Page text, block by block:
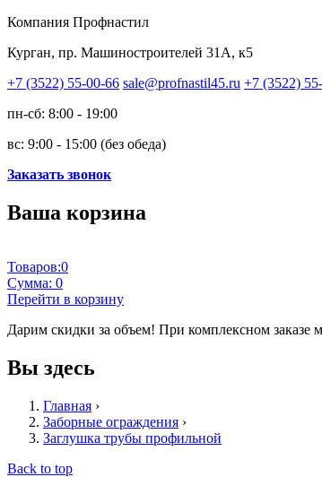
Компания Профнастил
Курган, пр. Машиностроителей 31А, к5
+7 (3522) 55-00-66 sale@profnastil45.ru +7 (3522)
пн-сб: 8:00 - 19:00
вс: 9:00 - 15:00 (без обеда)
Заказать звонок
Ваша корзина
Товаров:0
Сумма: 0
Перейти в корзину
Дарим скидки за объем! При комплексном заказе
Вы здесь
Главная ›
Заборные ограждения ›
Заглушка трубы профильной
Back to top